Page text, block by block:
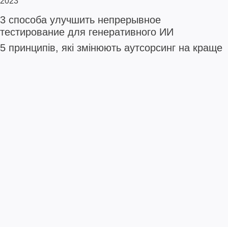
3 способа улучшить непрерывное
тестирование для генеративного ИИ
5 принципів, які змінюють аутсорсинг на краще